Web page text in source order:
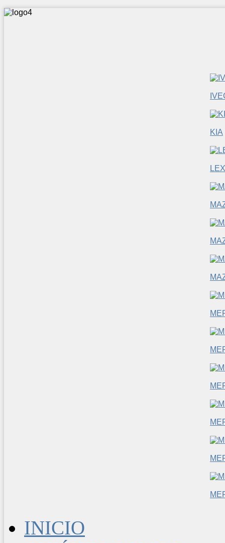
KIA
INICIO